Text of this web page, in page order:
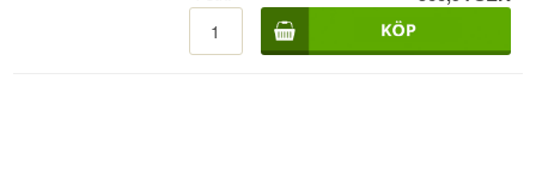
Land: England • Typ: London Dry Gin • Alc.
styrka: 42% • 70 cl. • Rekommenderat Tonic
Water: 1724 • Rekommenderad garnering: Skiva